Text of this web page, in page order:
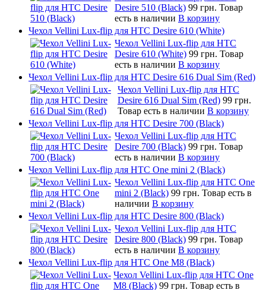
Desire 510 (Black) 99 грн. Товар
есть в наличии В корзину
Чехол Vellini Lux-flip для HTC Desire 610 (White)
Чехол Vellini Lux-flip для HTC
Desire 610 (White) 99 грн. Товар
есть в наличии В корзину
Чехол Vellini Lux-flip для HTC Desire 616 Dual Sim (Red)
Чехол Vellini Lux-flip для HTC
Desire 616 Dual Sim (Red) 99 грн.
Товар есть в наличии В корзину
Чехол Vellini Lux-flip для HTC Desire 700 (Black)
Чехол Vellini Lux-flip для HTC
Desire 700 (Black) 99 грн. Товар
есть в наличии В корзину
Чехол Vellini Lux-flip для HTC One mini 2 (Black)
Чехол Vellini Lux-flip для HTC One
mini 2 (Black) 99 грн. Товар есть в
наличии В корзину
Чехол Vellini Lux-flip для HTC Desire 800 (Black)
Чехол Vellini Lux-flip для HTC
Desire 800 (Black) 99 грн. Товар
есть в наличии В корзину
Чехол Vellini Lux-flip для HTC One M8 (Black)
Чехол Vellini Lux-flip для HTC One
M8 (Black) 99 грн. Товар есть в